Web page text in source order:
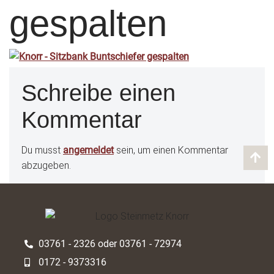
gespalten
Schreibe einen
Kommentar
Du musst angemeldetsein, um einen Kommentar
abzugeben.
03761 - 2326 oder 03761 - 72974
0172 - 9373316